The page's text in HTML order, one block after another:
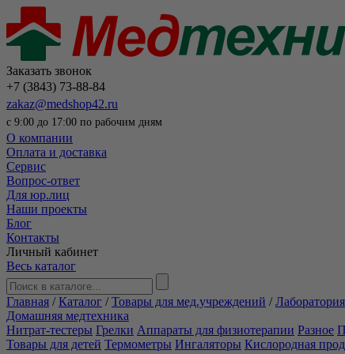
Заказать звонок
+7 (3843) 73-88-84
zakaz@medshop42.ru
с 9:00 до 17:00 по рабочим дням
О компании
Оплата и доставка
Сервис
Вопрос-ответ
Для юр.лиц
Наши проекты
Блог
Контакты
Личный кабинет
Весь каталог
Главная /Каталог /Товары для мед.учреждений /Лаборатория
Домашняя медтехника
Нитрат-тестеры Грелки Аппараты для физиотерапии Разное
Товары для детей Термометры Ингаляторы Кислородная